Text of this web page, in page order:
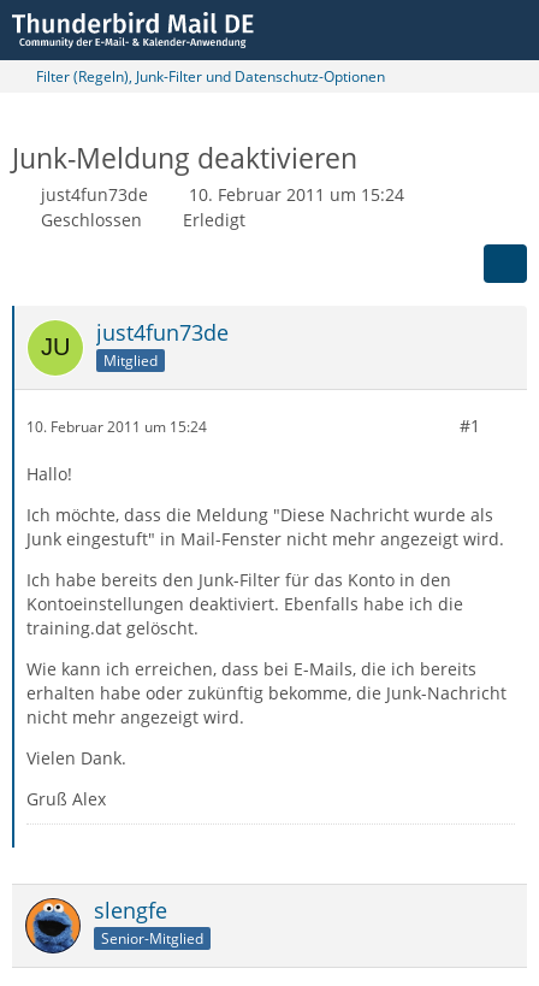
Filter (Regeln), Junk-Filter und Datenschutz-Optionen
Junk-Meldung deaktivieren
just4fun73de
10. Februar 2011 um 15:24
Geschlossen
Erledigt
just4fun73de
Mitglied
10. Februar 2011 um 15:24 #1
Hallo!
Ich möchte, dass die Meldung "Diese Nachricht wurde als
Junk eingestuft" in Mail-Fenster nicht mehr angezeigt wird.
Ich habe bereits den Junk-Filter für das Konto in den
Kontoeinstellungen deaktiviert. Ebenfalls habe ich die
training.dat gelöscht.
Wie kann ich erreichen, dass bei E-Mails, die ich bereits
erhalten habe oder zukünftig bekomme, die Junk-Nachricht
nicht mehr angezeigt wird.
Vielen Dank.
Gruß Alex
slengfe
Senior-Mitglied